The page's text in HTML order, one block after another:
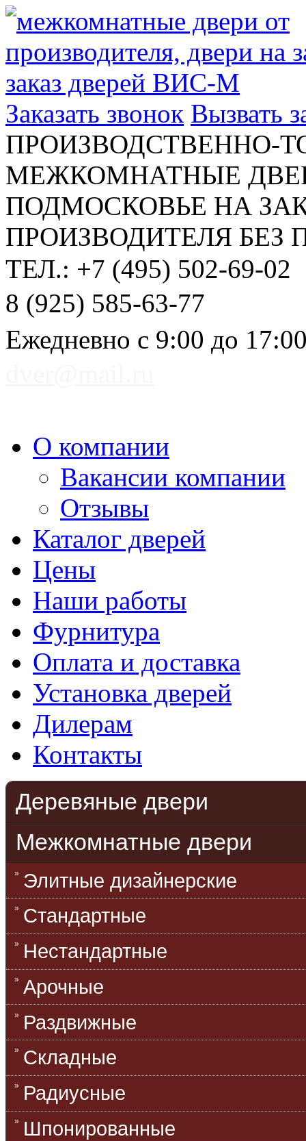
Заказать звонок Вызвать
ПРОИЗВОДСТВЕННО-
МЕЖКОМНАТНЫЕ
ПОДМОСКОВЬЕ НА
ПРОИЗВОДИТЕЛЯ БЕЗ
ТЕЛ.: +7 (495) 502-69-02
8 (925) 585-63-77
Ежедневно с 9:00 до
О компании
Вакансии компании
Отзывы
Каталог дверей
Цены
Наши работы
Фурнитура
Оплата и доставка
Установка дверей
Дилерам
Контакты
Деревяные двери
Межкомнатные двери
Элитные дизайнерские
Стандартные
Нестандартные
Арочные
Раздвижные
Складные
Радиусные
Шпонированные